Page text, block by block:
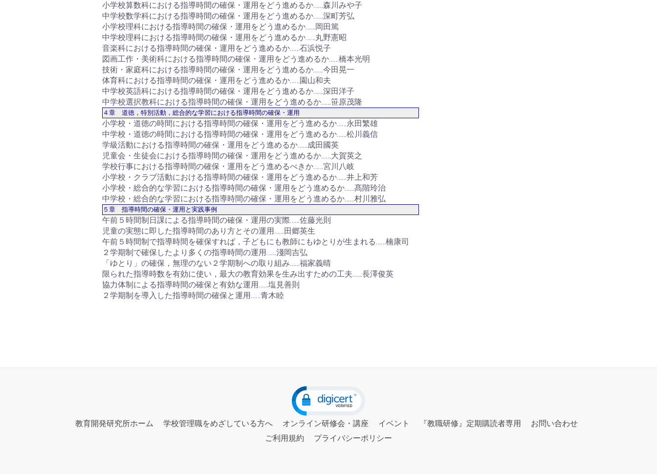
小学校算数科における指導時間の確保・運用をどう進めるか……森川みや子
中学校数学科における指導時間の確保・運用をどう進めるか……深町芳弘
小学校理科における指導時間の確保・運用をどう進めるか……岡田篤
中学校理科における指導時間の確保・運用をどう進めるか……丸野憲昭
音楽科における指導時間の確保・運用をどう進めるか……石浜悦子
図画工作・美術科における指導時間の確保・運用をどう進めるか……橋本光明
技術・家庭科における指導時間の確保・運用をどう進めるか……今田晃一
体育科における指導時間の確保・運用をどう進めるか……園山和夫
中学校英語科における指導時間の確保・運用をどう進めるか……深田洋子
中学校選択教科における指導時間の確保・運用をどう進めるか……笹原茂隆
４章 道徳，特別活動，総合的な学習における指導時間の確保・運用
小学校・道徳の時間における指導時間の確保・運用をどう進めるか……永田繁雄
中学校・道徳の時間における指導時間の確保・運用をどう進めるか……松川義信
学級活動における指導時間の確保・運用をどう進めるか……成田國英
児童会・生徒会における指導時間の確保・運用をどう進めるか……大賀英之
学校行事における指導時間の確保・運用をどう進めるべきか……宮川八岐
小学校・クラブ活動における指導時間の確保・運用をどう進めるか……井上和芳
小学校・総合的な学習における指導時間の確保・運用をどう進めるか……髙階玲治
中学校・総合的な学習における指導時間の確保・運用をどう進めるか……村川雅弘
５章 指導時間の確保・運用と実践事例
午前５時間制日課による指導時間の確保・運用の実際……佐藤光則
児童の実態に即した指導時間のあり方とその運用……田郷英生
午前５時間制で指導時間を確保すれば，子どもにも教師にもゆとりが生まれる……楠康司
２学期制で確保したより多くの指導時間の運用……淺岡吉弘
「ゆとり」の確保，無理のない２学期制への取り組み……福家義晴
限られた指導時数を有効に使い，最大の教育効果を生み出すための工夫……長澤俊英
協力体制による指導時間の確保と有効な運用……塩見善則
２学期制を導入した指導時間の確保と運用……青木睦
教育開発研究所ホーム 学校管理職をめざしている方へ オンライン研修会・講座 イベント 『教職研修』定期購読者専用
お問い合わせ
ご利用規約
プライバシーポリシー